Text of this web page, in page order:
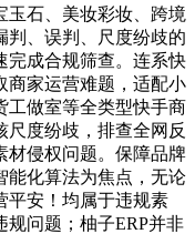
玉石、美妆彩妆、跨境
判、误判、尺度纷歧的
完成合规筛查。连系快
商家运营难题，适配小
工做室等全类型快手商
度纷歧，排查全网反
材侵权问题。保障品牌
能化算法为焦点，无论
平安！均属于违规素
问题；柚子ERP并非